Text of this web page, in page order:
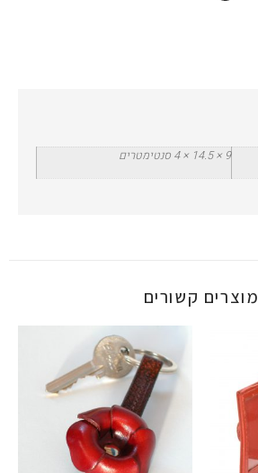
9 × 14.5 × 4 סנטימטרים
מוצרים קשורים